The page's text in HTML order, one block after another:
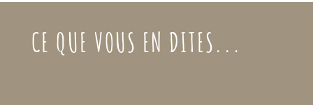
CE QUE VOUS EN DITES...